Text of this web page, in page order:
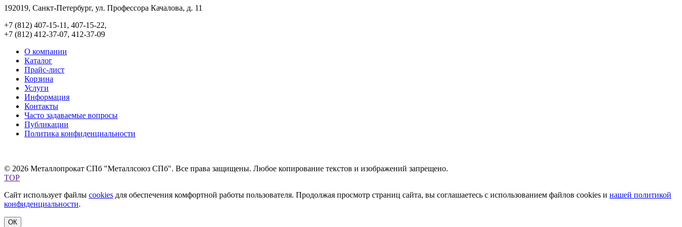
192019, Санкт-Петербург, ул. Профессора Качалова, д. 11
+7 (812) 407-15-11, 407-15-22,
+7 (812) 412-37-07, 412-37-09
О компании
Каталог
Прайс-лист
Корзина
Услуги
Информация
Контакты
Часто задаваемые вопросы
Публикации
Политика конфиденциальности
© 2026 Металлопрокат СПб "Металлсоюз СПб". Все права защищены. Любое копирование текстов и изображений запрещено.
TOP
Сайт использует файлы cookies для обеспечения комфортной работы пользователя. Продолжая просмотр страниц сайта, вы соглашаетесь с использованием файлов cookies и нашей политикой
конфиденциальности.
ОК